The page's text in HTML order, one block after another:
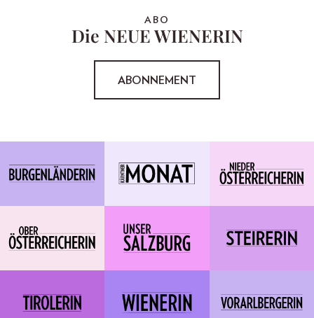
ABO
Die NEUE WIENERIN
ABONNEMENT